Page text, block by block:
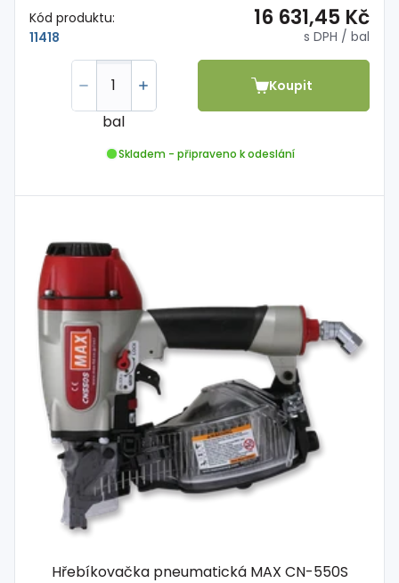
Kód produktu:
11418
16 631,45 Kč
s DPH / bal
bal
Koupit
Skladem - připraveno k odeslání
Hřebíkovačka pneumatická MAX CN-550S